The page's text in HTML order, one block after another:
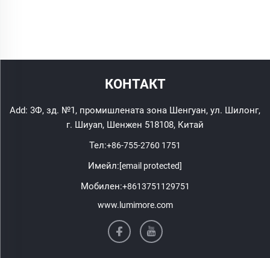
КОНТАКТ
Add: 3Ф, зд. №1, промишлената зона Шенгуан, ул. Шилонг,
г. Шиyan, Шенжен 518108, Китай
Тел:+86-755-2760 1751
Имейл:[email protected]
Мобилен:+8613751129751
www.lumimore.com